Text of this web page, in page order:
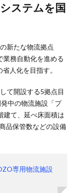
新たな物流拠点
業務自動化を進める
人化を目指す。
て開設する5拠点目
中の物流施設「プ
建て、延べ床面積は
品保管数などの設備
専用物流施設